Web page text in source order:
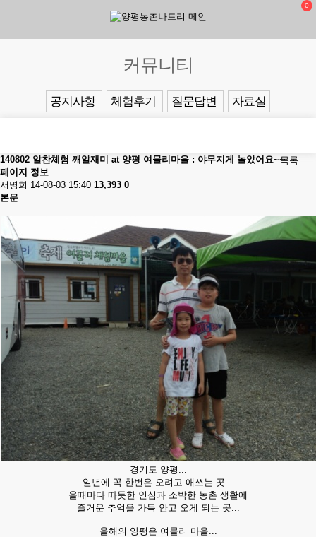
0
커뮤니티
공지사항 체험후기 질문답변 자료실
목록
140802 알찬체험 깨알재미 at 양평 여물리마을 : 야무지게 놀았어요~~
페이지 정보
서명희 14-08-03 15:40 13,393 0
본문
경기도 양평...
일년에 꼭 한번은 오려고 애쓰는 곳...
올때마다 따듯한 인심과 소박한 농촌 생활에
즐거운 추억을 가득 안고 오게 되는 곳...
올해의 양평은 여물리 마을...